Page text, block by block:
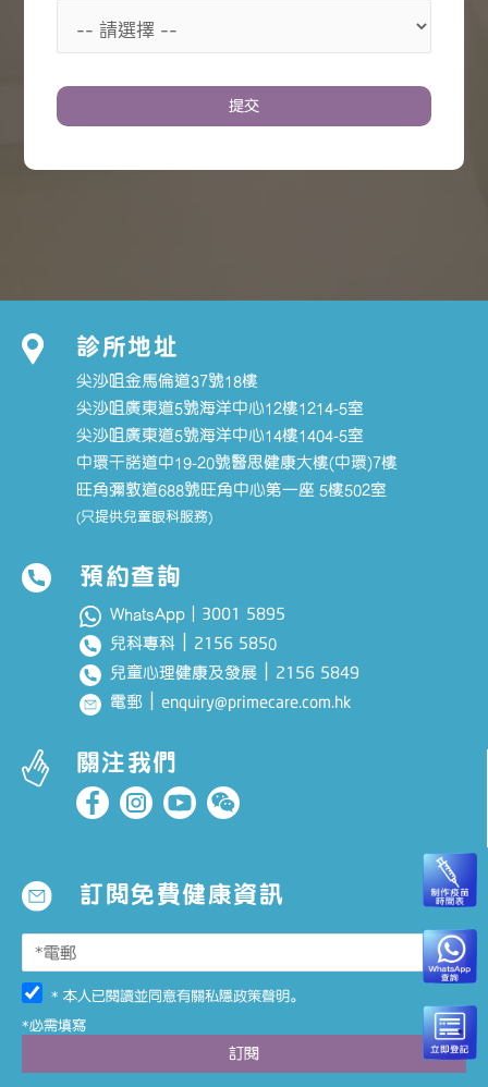
診所地址
尖沙咀金馬倫道37號18樓
尖沙咀廣東道5號海洋中心12樓1214-5室
尖沙咀廣東道5號海洋中心14樓1404-5室
中環干諾道中19-20號醫思健康大樓(中環)7樓
旺角彌敦道688號旺角中心第一座 5樓502室
(只提供兒童眼科服務)
預約查詢
WhatsApp｜ 3001 5895
兒科專科 2156 5850
兒童心理健康及發展
2156 5849
電郵 ｜enquiry@primecare.com.hk
關注我們
訂閱免費健康資訊
* 本人已閱讀並同意有關私隱政策聲明。
*必需填寫